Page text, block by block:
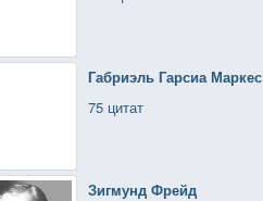
Габриэль Гарсиа Маркес
75 цитат
Зигмунд Фрейд